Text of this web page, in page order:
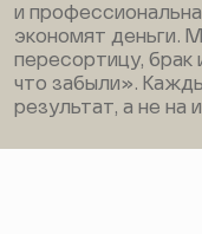
и
экономят деньги.
пересортицу, брак
что забыли».
результат, а не на